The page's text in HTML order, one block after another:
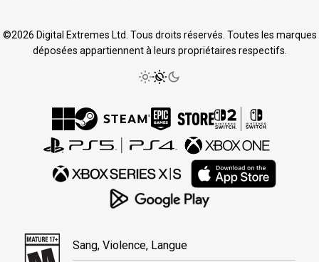
©2026 Digital Extremes Ltd. Tous droits réservés. Toutes les marques
déposées appartiennent à leurs propriétaires respectifs.
Sang, Violence, Langue